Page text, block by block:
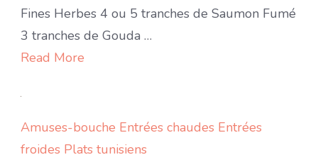
fraîcheur
Fines Herbes 4 ou 5 tranches de Saumon Fumé
3 tranches de Gouda …
Read More
Amuses-bouche Entrées chaudes Entrées
froides Plats tunisiens